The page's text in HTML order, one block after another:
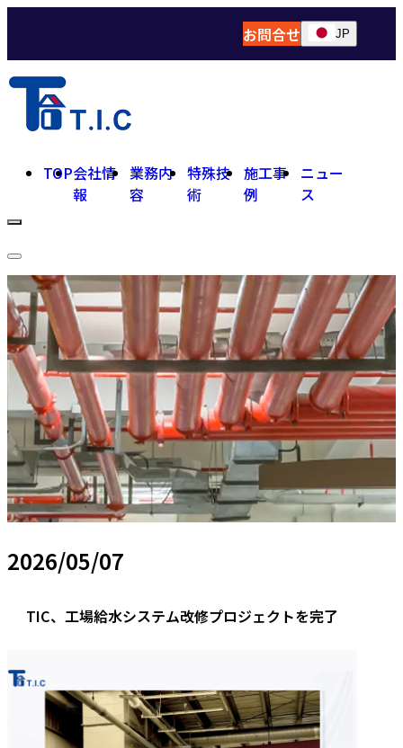
お問合せ JP
ツ
ン
ャ
ン
ゲ
ー
シ
ョ
ン
TOP会社情
報
業務内
容
特殊技
術
施工事
例
ニュー
ス
検
ュ
ー
2026/05/07
TIC、工場給水システム改修プロジェクトを完了